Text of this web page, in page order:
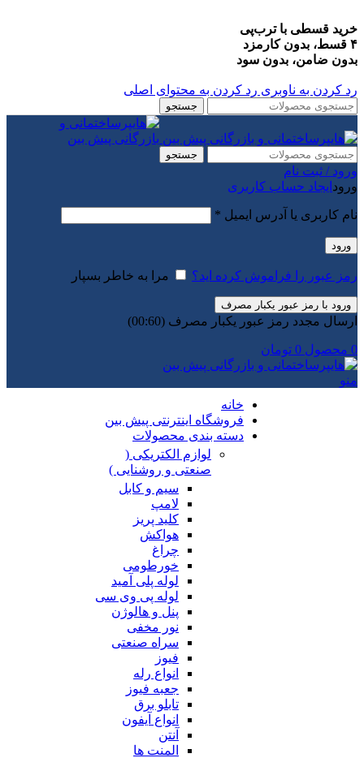
خرید قسطی با ترب‌پی
۴ قسط، بدون کارمزد
بدون ضامن، بدون سود
رد کردن به ناوبری رد کردن به محتوای اصلی
جستجو
جستجو
ورود / ثبت نام
ورود ایجاد حساب کاربری
نام کاربری یا آدرس ایمیل *
ورود
رمز عبور را فراموش کرده اید؟ مرا به خاطر بسپار
ورود با رمز عبور یکبار مصرف
ارسال مجدد رمز عبور یکبار مصرف (00:
60
)
0 محصول 0 تومان
منو
خانه
فروشگاه اینترنتی پیش بین
دسته بندی محصولات
لوازم الکتریکی (
صنعتی و روشنایی )
سیم و کابل
لامپ
کلید پریز
هواکش
چراغ
خورطومی
لوله پلی آمید
لوله پی وی سی
پنل و هالوژن
نور مخفی
سراه صنعتی
فیوز
انواع رله
جعبه فیوز
تابلو برق
انواع آیفون
آنتن
المنت ها